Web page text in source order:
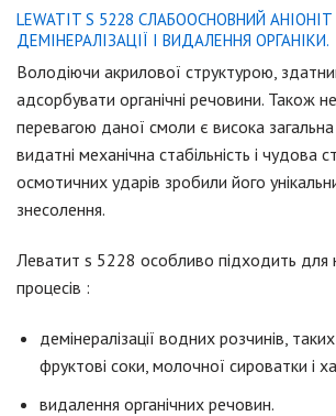
LEWATIT S 5228 СЛАБООСНОВНИЙ
ДЕМІНЕРАЛІЗАЦІЇ І ВИДАЛЕННЯ ОРГАНІКИ.
Володіючи акрилової структурою,
адсорбувати органічні речовини. Також
перевагою даної смоли є висока
видатні механічна стабільність і чудова
осмотичних ударів зробили його
знесолення.
Леватит s 5228 особливо підходить для
процесів :
демінералізації водних розчинів,
фруктові соки, молочної сироватки і
видалення органічних речовин.